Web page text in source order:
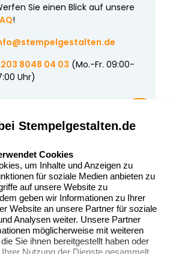
Sie einen Blick auf unsere
!
8048 04 03 (Mo.-Fr. 09:00-
Uhr)
97
Über uns
Sitemap
Alle
Stempelinformationen
Stempelgestalten.de
Cookies
um Inhalte und Anzeigen zu
für soziale Medien anbieten zu
auf unsere Website zu
geben wir Informationen zu Ihrer
Website an unsere Partner für soziale
Analysen weiter. Unsere Partner
möglicherweise mit weiteren
Sie ihnen bereitgestellt haben oder
Nutzung der Dienste gesammelt